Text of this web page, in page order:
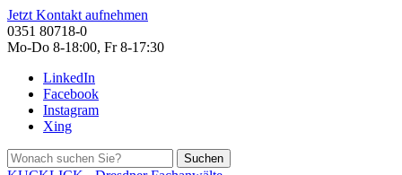
Jetzt Kontakt aufnehmen
0351 80718-0
Mo-Do 8-18:00, Fr 8-17:30
LinkedIn
Facebook
Instagram
Xing
Suchen